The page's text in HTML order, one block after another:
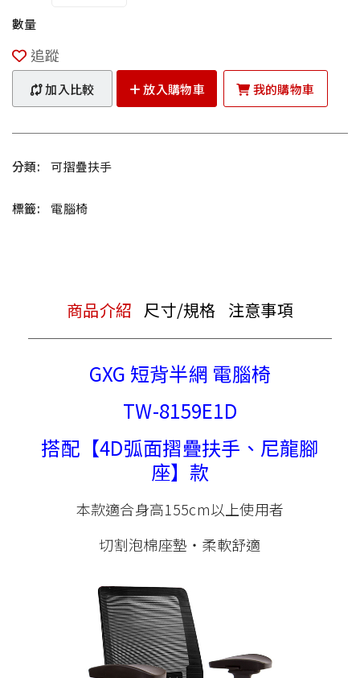
數量
追蹤
加入比較 放入購物車 我的購物車
分類: 可摺疊扶手
標籤: 電腦椅
商品介紹 尺寸/規格 注意事項
GXG 短背半網 電腦椅
TW-8159E1D
搭配【4D弧面摺疊扶手、尼龍腳
座】款
本款適合身高155cm以上使用者
切割泡棉座墊‧柔軟舒適